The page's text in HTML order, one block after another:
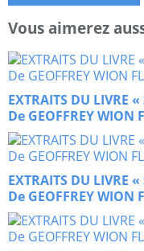
Vous aimerez
EXTRAITS DU LIVRE «
De GEOFFREY WION
EXTRAITS DU LIVRE «
De GEOFFREY WION